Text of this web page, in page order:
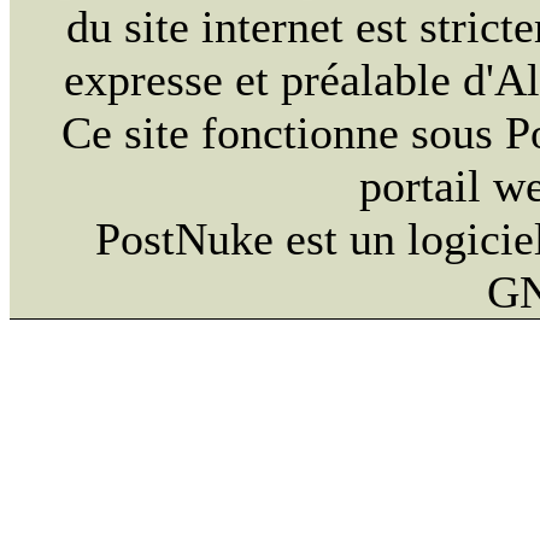
du site internet est
expresse et préalable
Ce site fonctionne sous
portail
PostNuke est un